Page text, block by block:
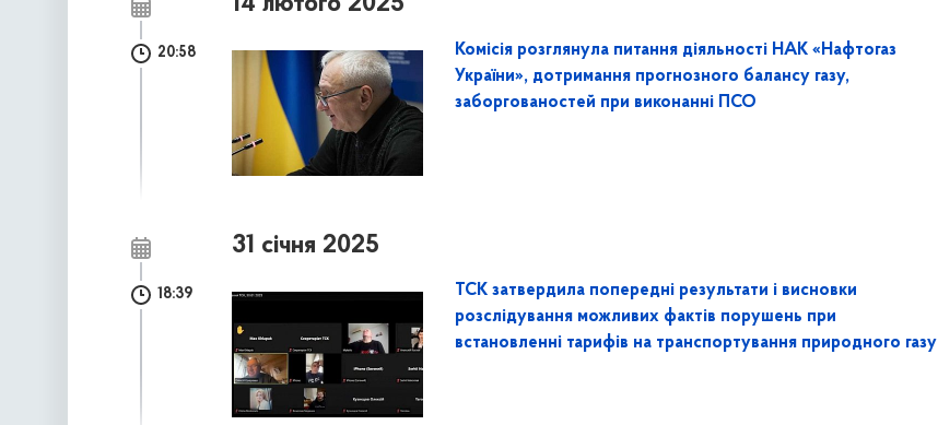
20:58
Комісія розглянула питання діяльності НАК «Нафтогаз
України», дотримання прогнозного балансу газу,
заборгованостей при виконанні ПСО
31 січня 2025
18:39
ТСК затвердила попередні результати і висновки
розслідування можливих фактів порушень при
встановленні тарифів на транспортування природного газу